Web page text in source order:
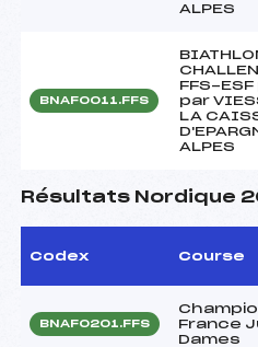
ALPES
BNAF0011.FFS
FFS-
par
LA
ALPES
Résultats Nordique
Codex Course
BNAF0201.FFS
France
Dames